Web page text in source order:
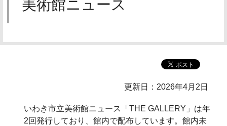
美術館ニュース
更新日：2026年4月2日
いわき市立美術館ニュース「THE GALLERY」は年
2回発行しており、館内で配布しています。館内未